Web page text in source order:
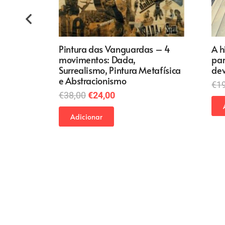
Pintura das Vanguardas – 4
movimentos: Dada,
Surrealismo, Pintura Metafísica
e Abstracionismo
€38,00O
preço
original
€24,00O
Adicionar
A
€